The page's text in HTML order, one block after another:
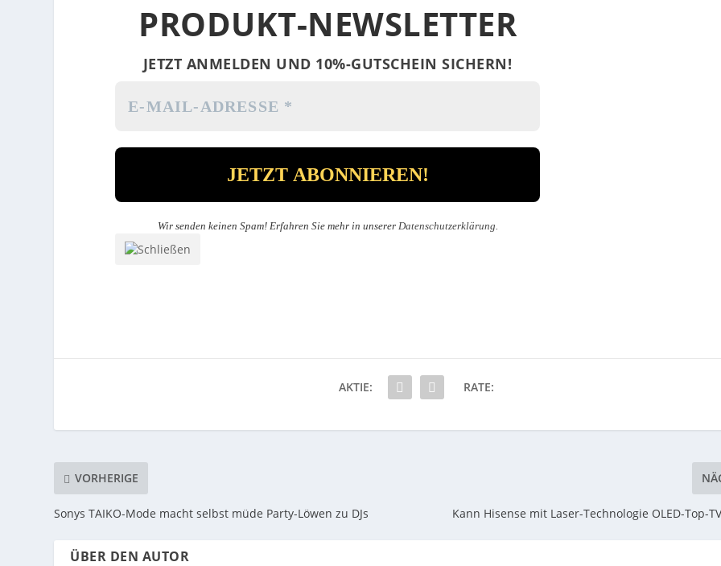
PRODUKT-NEWSLETTER
JETZT ANMELDEN UND 10%-GUTSCHEIN SICHERN!
Wir senden keinen Spam! Erfahren Sie mehr in unserer Datenschutzerklärung
AKTIE: RATE:
VORHERIGE
Sonys TAIKO-Mode macht selbst müde Party-Löwen zu DJs Kann Hisense mit Laser-Technologie OLED-Top-
ÜBER DEN AUTOR